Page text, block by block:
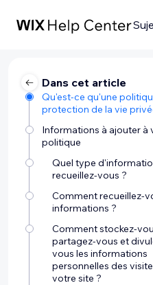
Dans cet article
Qu'est-ce qu'une
protection de la vie
Informations à ajouter à
politique
Quel type
recueillez-vous ?
Comment recueillez-
informations ?
Comment stockez-
partagez-vous et
vous les informations
personnelles des
votre site ?